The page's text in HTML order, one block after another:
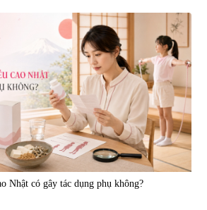
Nhật có gây tác dụng phụ không?